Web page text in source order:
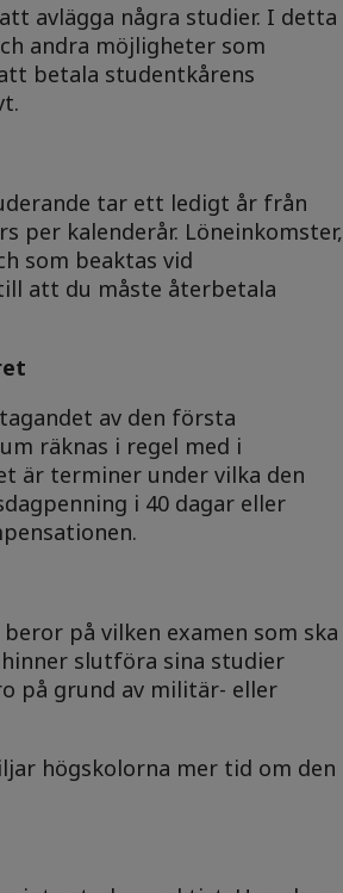
avlägga några studier. I detta
andra möjligheter som
betala studentkårens
tar ett ledigt år från
per kalenderår. Löneinkomster,
som beaktas vid
att du måste återbetala
av den första
räknas i regel med i
är terminer under vilka den
i 40 dagar eller
på vilken examen som ska
slutföra sina studier
på grund av militär- eller
högskolorna mer tid om den